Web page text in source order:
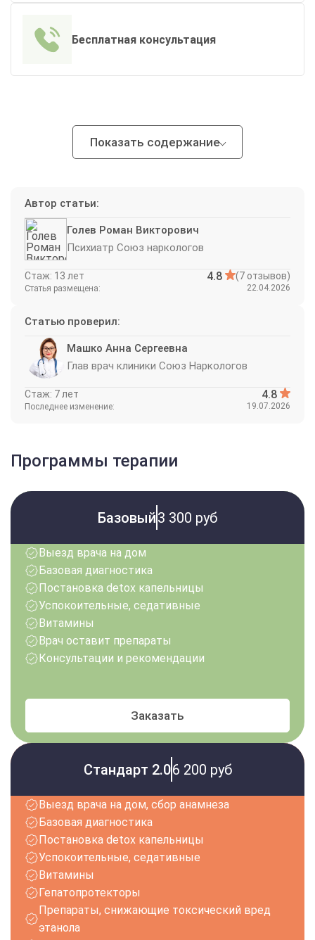
Бесплатная консультация
Показать содержание
Автор статьи:
Голев Роман Викторович
Психиатр Союз наркологов
4.8 (7 отзывов)
Стаж: 13 лет
Статья размещена: 22.04.2026
Статью проверил:
Машко Анна Сергеевна
Глав врач клиники Союз Наркологов
4.8
Стаж: 7 лет
Последнее изменение: 19.07.2026
Программы терапии
Базовый3 300 руб
Выезд врача на дом
Базовая диагностика
Постановка detox капельницы
Успокоительные, седативные
Витамины
Врач оставит препараты
Консультации и рекомендации
Заказать
Стандарт 2.06 200 руб
Выезд врача на дом, сбор анамнеза
Базовая диагностика
Постановка detox капельницы
Успокоительные, седативные
Витамины
Гепатопротекторы
Препараты, снижающие токсический вред
этанола